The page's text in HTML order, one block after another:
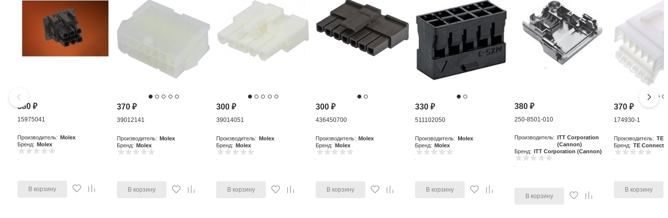
380₽
15975041
Производитель:
Molex
Бренд:
Molex
В корзину
370₽
39012141
Производитель: Molex
Бренд: Molex
В корзину
300₽
39014051
Производитель: Molex
Бренд: Molex
В корзину
300₽
436450700
Производитель: Molex
Бренд: Molex
В корзину
330₽
511102050
Производитель: Molex
Бренд: Molex
В корзину
380₽
250-8501-010
Производитель:
ITT Corporation
(Cannon)
Бренд:
ITT Corporation (Cannon)
В корзину
370₽
174930-1
Производитель: TE
Бренд: TE
В корзину